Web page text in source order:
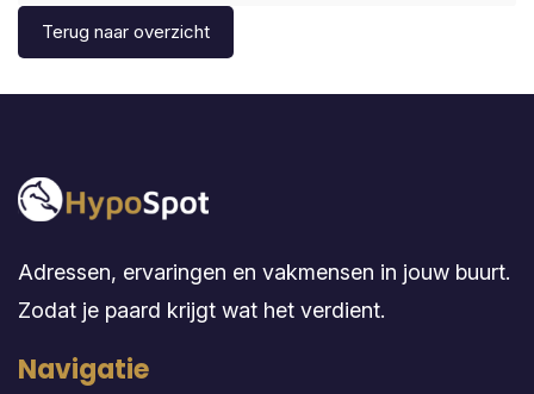
Terug naar overzicht
Adressen, ervaringen en vakmensen in jouw buurt.
Zodat je paard krijgt wat het verdient.
Navigatie